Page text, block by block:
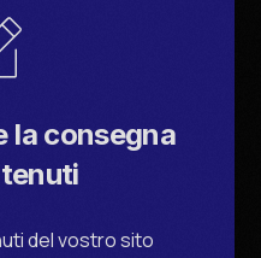
la consegna
del vostro sito